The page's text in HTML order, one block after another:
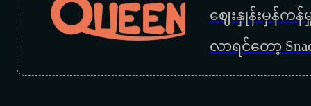
ဈေးနှုန်းမှန်က
လာရင်တော့